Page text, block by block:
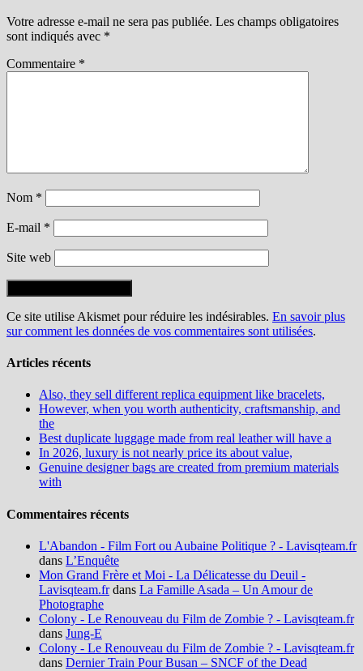
Votre adresse e-mail ne sera pas publiée. Les champs obligatoires
sont indiqués avec *
Commentaire *
Nom *
E-mail *
Site web
Ce site utilise Akismet pour réduire les indésirables. En savoir plus
sur comment les données de vos commentaires sont utilisées.
Articles récents
Also, they sell different replica equipment like bracelets,
However, when you worth authenticity, craftsmanship, and
the
Best duplicate luggage made from real leather will have a
In 2026, luxury is not nearly price its about value,
Genuine designer bags are created from premium materials
with
Commentaires récents
L'Abandon - Film Fort ou Aubaine Politique ? - Lavisqteam.fr
dans L’Enquête
Mon Grand Frère et Moi - La Délicatesse du Deuil -
Lavisqteam.frdans La Famille Asada – Un Amour de
Photographe
Colony - Le Renouveau du Film de Zombie ? - Lavisqteam.fr
dans Jung-E
Colony - Le Renouveau du Film de Zombie ? - Lavisqteam.fr
dans Dernier Train Pour Busan – SNCF of the Dead